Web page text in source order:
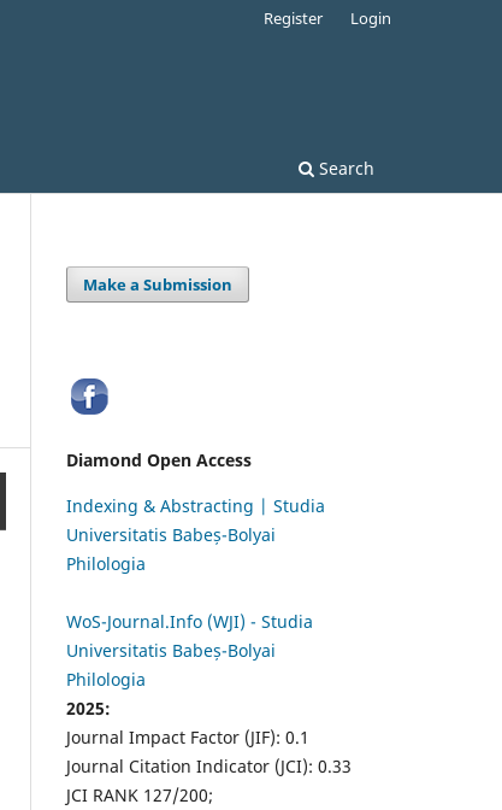
Search
Register Login
Make a Submission
Diamond Open Access
Indexing & Abstracting | Studia
Universitatis Babeș-Bolyai
Philologia
WoS-Journal.Info (WJI) - Studia
Universitatis Babeș-Bolyai
Philologia
2025:
Journal Impact Factor (JIF): 0.1
Journal Citation Indicator (JCI): 0.33
JCI RANK 127/200;